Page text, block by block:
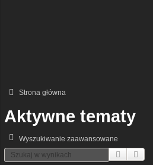
Strona główna
Aktywne tematy
Wyszukiwanie zaawansowane
Szukaj